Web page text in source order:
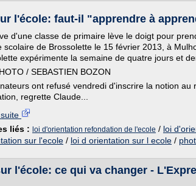
l'école: faut-il "apprendre à
d'une classe de primaire lève le doigt pour
scolaire de Brossolette le 15 février 2013, à
expérimente la semaine de quatre jours et
/ SEBASTIEN BOZON
ont refusé vendredi d'inscrire la notion au
regrette Claude...
liés : loi d'orientation refondation de l'ecole / loi
sur l'ecole / loi d orientation sur l ecole /
l'école: ce qui va changer -